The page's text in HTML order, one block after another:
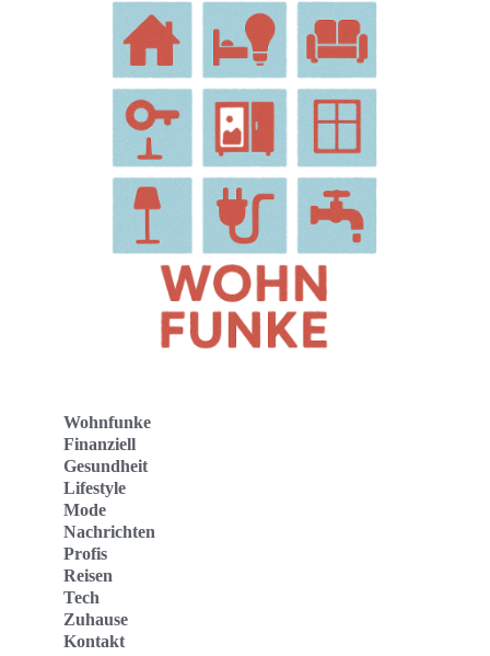
Wohnfunke
Finanziell
Gesundheit
Lifestyle
Mode
Nachrichten
Profis
Reisen
Tech
Zuhause
Kontakt